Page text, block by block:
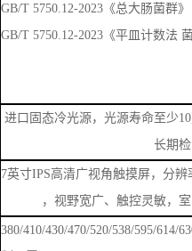
GB/T 5750.12-2023《总大肠菌群》
GB/T 5750.12-2023《平皿计数法
进口固态冷光源，光源寿命至少
长期
7英寸IPS高清广视角触摸屏，分
，视野宽广、触控灵敏，
380/410/430/470/520/538/595/614/